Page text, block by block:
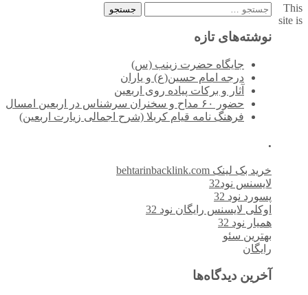
جستجو
نوشته‌های تازه
جایگاه حضرت زینب (س)
درجه امام حسین(ع) و یاران
آثار و برکات پیاده روی اربعین
حضور ۶۰ مداح و سخنران سرشناس در اربعین امسال
فرهنگ نامه قیام کربلا (شرح اجمالی زیارت اربعین)
.
خرید بک لینک behtarinbacklink.com
لایسنس نود32
پسورد نود 32
اوکلی لایسنس رایگان نود 32
همیار نود 32
بهترین سئو
رایگان
آخرین دیدگاه‌ها
This
site is